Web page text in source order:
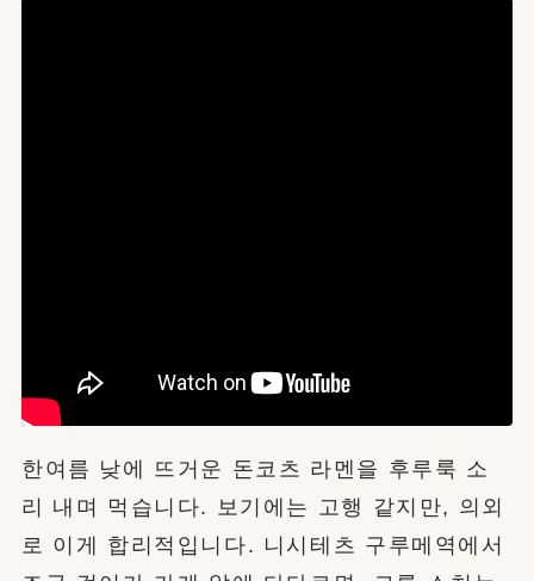
한여름 낮에 뜨거운 돈코츠 라멘을 후루룩 소
리 내며 먹습니다. 보기에는 고행 같지만, 의외
로 이게 합리적입니다. 니시테츠 구루메역에서